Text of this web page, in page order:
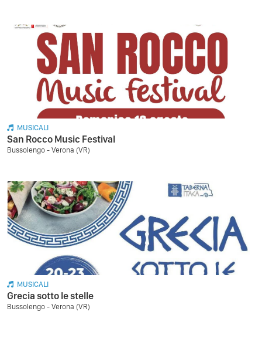
MUSICALI
San Rocco Music Festival
Bussolengo - Verona (VR)
MUSICALI
Grecia sotto le stelle
Bussolengo - Verona (VR)